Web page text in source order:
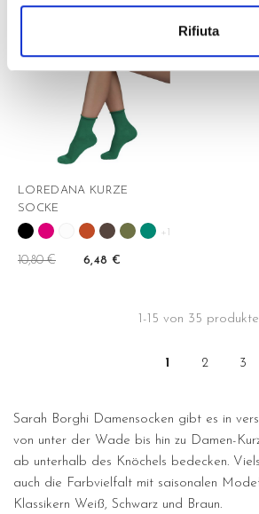
Rifiuta
LOREDANA KURZE
SOCKE
+1
10,80 € 6,48 €
favorite_border
-40%
1-15 von 35 produkte
1 2 3
Sarah Borghi Damensocken gibt es in
von unter der Wade bis hin zu Damen-
ab unterhalb des Knöchels bedecken.
auch die Farbvielfalt mit saisonalen
Klassikern Weiß, Schwarz und Braun.